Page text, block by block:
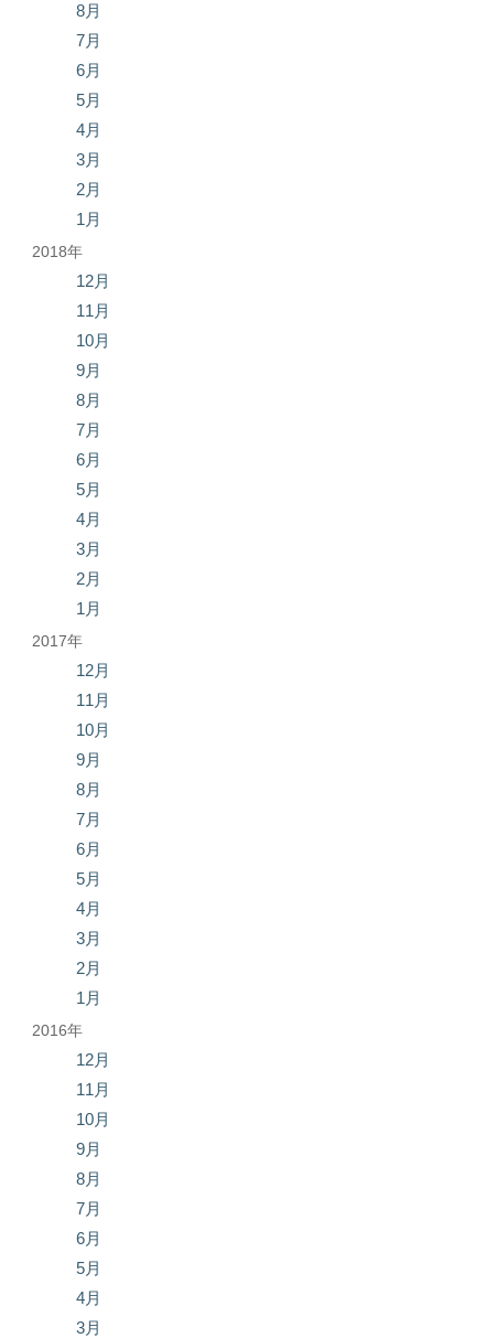
8月
7月
6月
5月
4月
3月
2月
1月
2018年
12月
11月
10月
9月
8月
7月
6月
5月
4月
3月
2月
1月
2017年
12月
11月
10月
9月
8月
7月
6月
5月
4月
3月
2月
1月
2016年
12月
11月
10月
9月
8月
7月
6月
5月
4月
3月